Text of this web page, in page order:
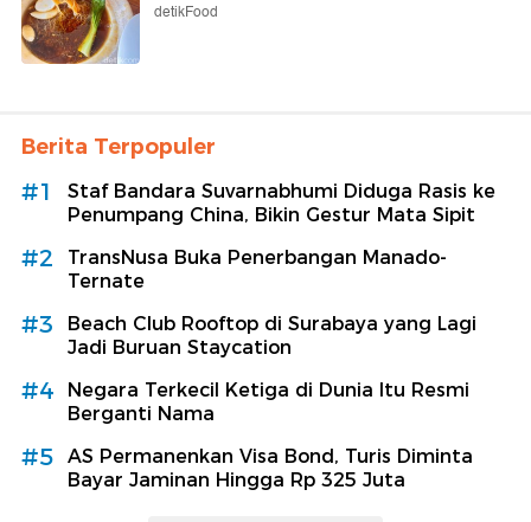
detikFood
Berita Terpopuler
#1
Staf Bandara Suvarnabhumi Diduga Rasis ke
Penumpang China, Bikin Gestur Mata Sipit
#2
TransNusa Buka Penerbangan Manado-
Ternate
#3
Beach Club Rooftop di Surabaya yang Lagi
Jadi Buruan Staycation
#4
Negara Terkecil Ketiga di Dunia Itu Resmi
Berganti Nama
#5
AS Permanenkan Visa Bond, Turis Diminta
Bayar Jaminan Hingga Rp 325 Juta